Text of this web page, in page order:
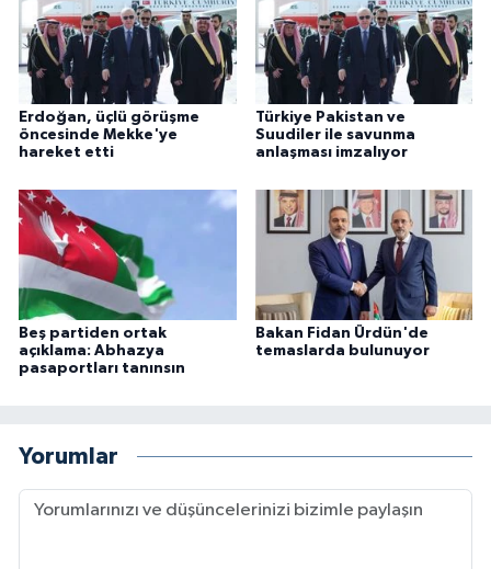
Erdoğan, üçlü görüşme
öncesinde Mekke'ye
hareket etti
Türkiye Pakistan ve
Suudiler ile savunma
anlaşması imzalıyor
Beş partiden ortak
açıklama: Abhazya
pasaportları tanınsın
Bakan Fidan Ürdün'de
temaslarda bulunuyor
Yorumlar